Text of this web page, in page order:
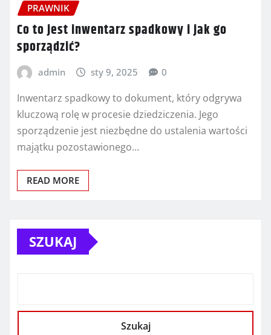
PRAWNIK
Co to jest inwentarz spadkowy i jak go
sporządzić?
admin sty 9, 2025 0
Inwentarz spadkowy to dokument, który odgrywa
kluczową rolę w procesie dziedziczenia. Jego
sporządzenie jest niezbędne do ustalenia wartości
majątku pozostawionego…
READ MORE
SZUKAJ
Szukaj